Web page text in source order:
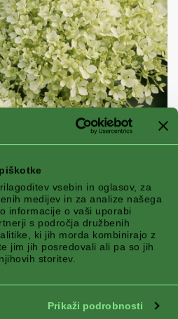
vsebin in oglasov, za
medijev in za analize našega
informacije o vaši uporabi
s področja družbenih
ki jih morda kombinirajo z
jim jih posredovali ali pa so jih
storitev.
Prikaži podrobnosti
®SERIE
svoje